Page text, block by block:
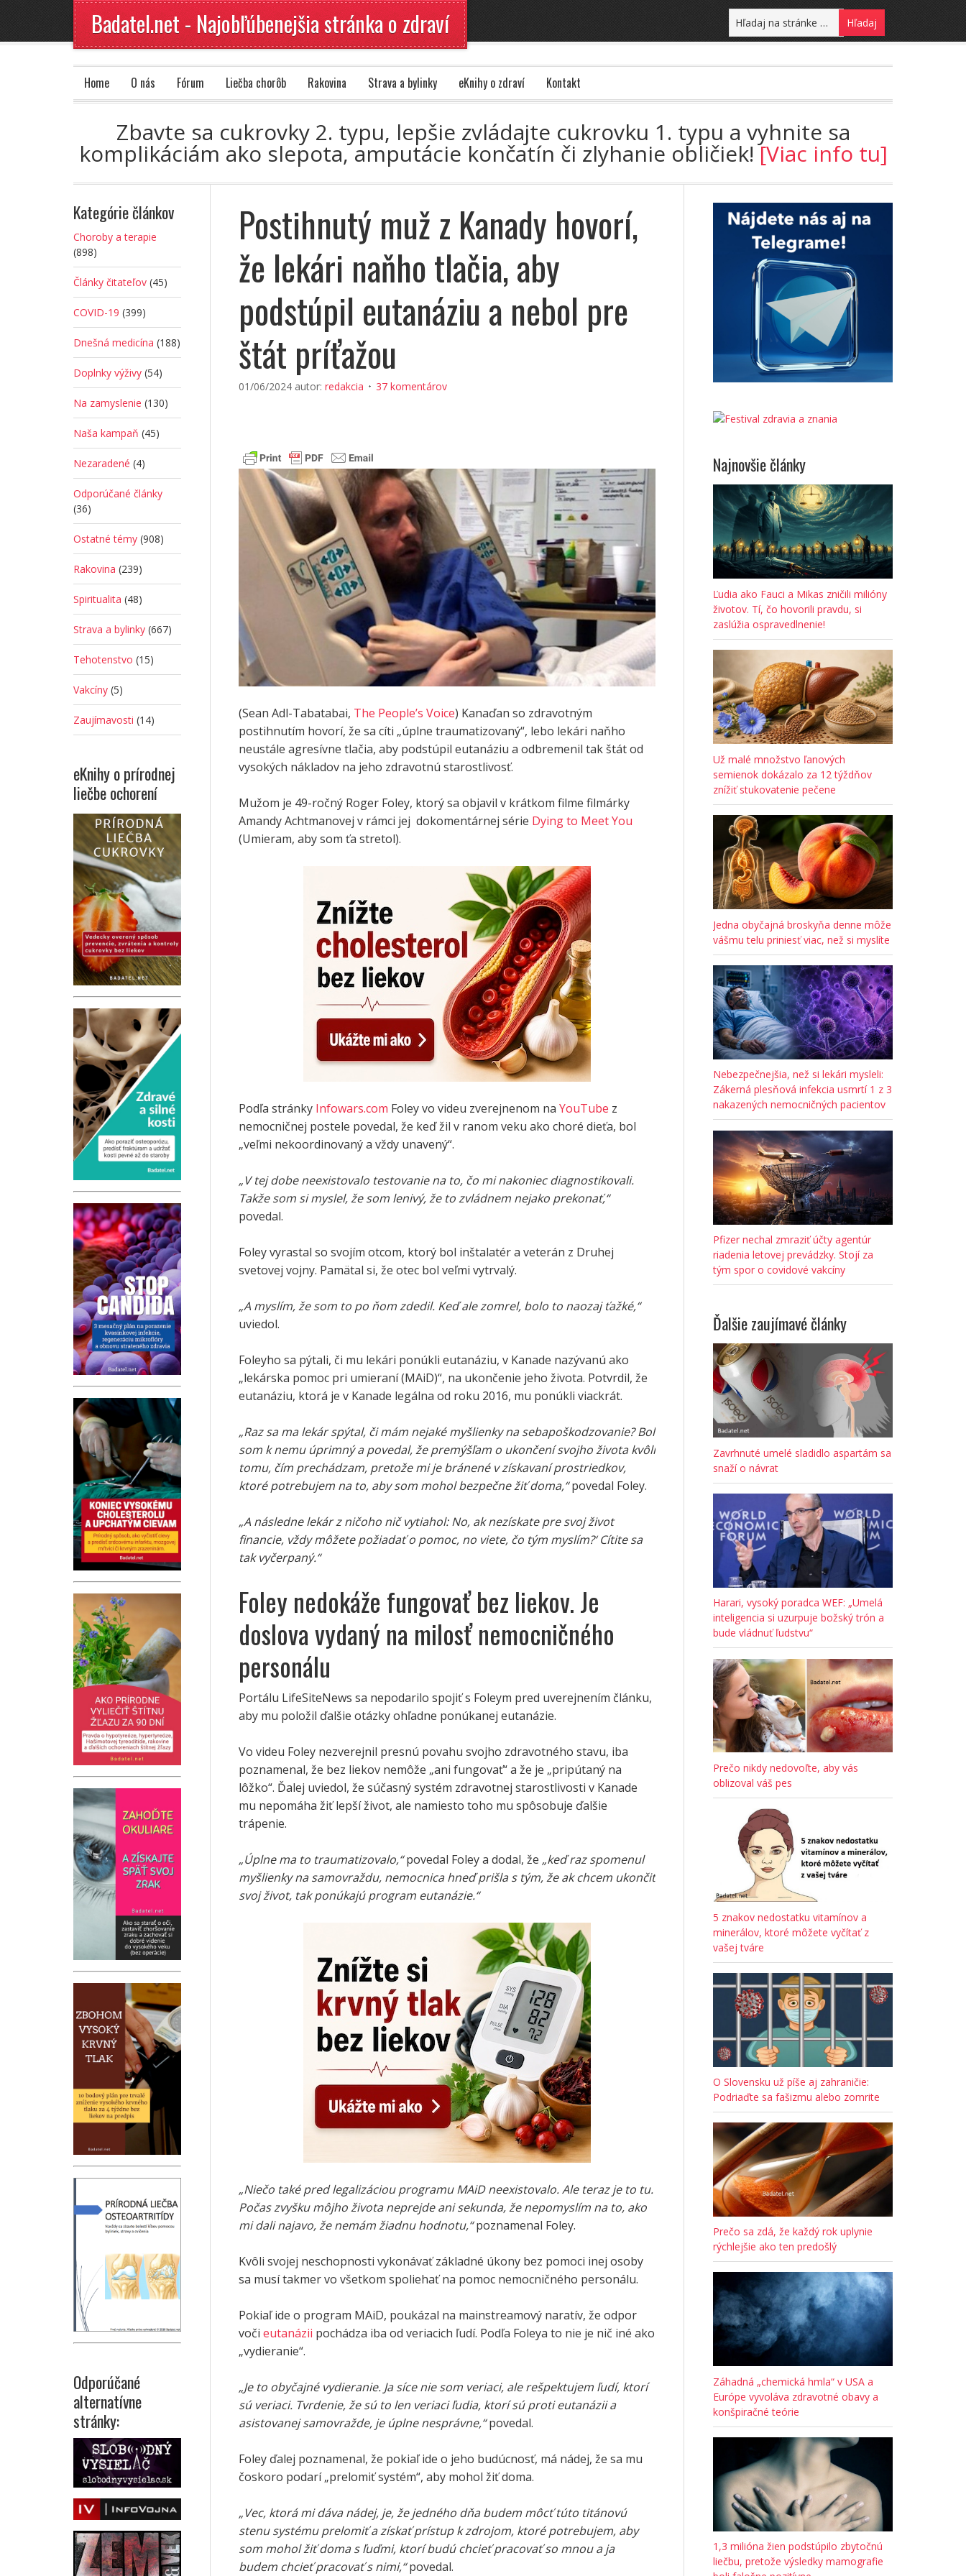
Badatel.net - Najobľúbenejšia stránka o zdraví
Home O nás Fórum Liečba chorôb Rakovina Strava a bylinky eKnihy o zdraví Kontakt
Zbavte sa cukrovky 2. typu, lepšie zvládajte cukrovku 1. typu a vyhnite sa
komplikáciám ako slepota, amputácie končatín či zlyhanie obličiek![Viac info tu]
Postihnutý muž z Kanady hovorí,
že lekári naňho tlačia, aby
podstúpil eutanáziu a nebol pre
štát príťažou
01/06/2024 autor: redakcia 37 komentárov
(Sean Adl-Tabatabai, The People’s Voice) Kanaďan so zdravotným
postihnutím hovorí, že sa cíti „úplne traumatizovaný“, lebo lekári naňho
neustále agresívne tlačia, aby podstúpil eutanáziu a odbremenil tak štát od
vysokých nákladov na jeho zdravotnú starostlivosť.
Mužom je 49-ročný Roger Foley, ktorý sa objavil v krátkom filme filmárky
Amandy Achtmanovej v rámci jej dokomentárnej série Dying to Meet You
(Umieram, aby som ťa stretol).
Podľa stránky Infowars.com Foley vo videu zverejnenom na YouTube z
nemocničnej postele povedal, že keď žil v ranom veku ako choré dieťa, bol
„veľmi nekoordinovaný a vždy unavený“.
„V tej dobe neexistovalo testovanie na to, čo mi nakoniec diagnostikovali.
Takže som si myslel, že som lenivý, že to zvládnem nejako prekonať,“
povedal.
Foley vyrastal so svojím otcom, ktorý bol inštalatér a veterán z Druhej
svetovej vojny. Pamätal si, že otec bol veľmi vytrvalý.
„A myslím, že som to po ňom zdedil. Keď ale zomrel, bolo to naozaj ťažké,“
uviedol.
Foleyho sa pýtali, či mu lekári ponúkli eutanáziu, v Kanade nazývanú ako
„lekárska pomoc pri umieraní (MAiD)“, na ukončenie jeho života. Potvrdil, že
eutanáziu, ktorá je v Kanade legálna od roku 2016, mu ponúkli viackrát.
„Raz sa ma lekár spýtal, či mám nejaké myšlienky na sebapoškodzovanie? Bol
som k nemu úprimný a povedal, že premýšľam o ukončení svojho života kvôli
tomu, čím prechádzam, pretože mi je bránené v získavaní prostriedkov,
ktoré potrebujem na to, aby som mohol bezpečne žiť doma,“povedal Foley.
„A následne lekár z ničoho nič vytiahol: No, ak nezískate pre svoj život
financie, vždy môžete požiadať o pomoc, no viete, čo tým myslím?‘ Cítite sa
tak vyčerpaný.“
Foley nedokáže fungovať bez liekov. Je
doslova vydaný na milosť nemocničného
personálu
Portálu LifeSiteNews sa nepodarilo spojiť s Foleym pred uverejnením článku,
aby mu položil ďalšie otázky ohľadne ponúkanej eutanázie.
Vo videu Foley nezverejnil presnú povahu svojho zdravotného stavu, iba
poznamenal, že bez liekov nemôže „ani fungovať“ a že je „pripútaný na
lôžko“. Ďalej uviedol, že súčasný systém zdravotnej starostlivosti v Kanade
mu nepomáha žiť lepší život, ale namiesto toho mu spôsobuje ďalšie
trápenie.
„Úplne ma to traumatizovalo,“povedal Foley a dodal, že „keď raz spomenul
myšlienky na samovraždu, nemocnica hneď prišla s tým, že ak chcem ukončiť
svoj život, tak ponúkajú program eutanázie.“
„Niečo také pred legalizáciou programu MAiD neexistovalo. Ale teraz je to tu.
Počas zvyšku môjho života neprejde ani sekunda, že nepomyslím na to, ako
mi dali najavo, že nemám žiadnu hodnotu,“poznamenal Foley.
Kvôli svojej neschopnosti vykonávať základné úkony bez pomoci inej osoby
sa musí takmer vo všetkom spoliehať na pomoc nemocničného personálu.
Pokiaľ ide o program MAiD, poukázal na mainstreamový naratív, že odpor
voči eutanázii pochádza iba od veriacich ľudí. Podľa Foleya to nie je nič iné ako
„vydieranie“.
„Je to obyčajné vydieranie. Ja síce nie som veriaci, ale rešpektujem ľudí, ktorí
sú veriaci. Tvrdenie, že sú to len veriaci ľudia, ktorí sú proti eutanázii a
asistovanej samovražde, je úplne nesprávne,“povedal.
Foley ďalej poznamenal, že pokiaľ ide o jeho budúcnosť, má nádej, že sa mu
čoskoro podarí „prelomiť systém“, aby mohol žiť doma.
„Vec, ktorá mi dáva nádej, je, že jedného dňa budem môcť túto titánovú
stenu systému prelomiť a získať prístup k zdrojom, ktoré potrebujem, aby
som mohol žiť doma s ľuďmi, ktorí budú chcieť pracovať so mnou a ja
budem chcieť pracovať s nimi,“povedal.
Najnovšie články
Ľudia ako Fauci a Mikas zničili milióny
životov. Tí, čo hovorili pravdu, si
zaslúžia ospravedlnenie!
Už malé množstvo ľanových
semienok dokázalo za 12 týždňov
znížiť stukovatenie pečene
Jedna obyčajná broskyňa denne môže
vášmu telu priniesť viac, než si myslíte
Nebezpečnejšia, než si lekári mysleli:
Zákerná plesňová infekcia usmrtí 1 z 3
nakazených nemocničných pacientov
Pfizer nechal zmraziť účty agentúr
riadenia letovej prevádzky. Stojí za
tým spor o covidové vakcíny
Ďalšie zaujímavé články
Zavrhnuté umelé sladidlo aspartám sa
snaží o návrat
Harari, vysoký poradca WEF: „Umelá
inteligencia si uzurpuje božský trón a
bude vládnuť ľudstvu“
Prečo nikdy nedovoľte, aby vás
oblizoval váš pes
5 znakov nedostatku vitamínov a
minerálov, ktoré môžete vyčítať z
vašej tváre
O Slovensku už píše aj zahraničie:
Podriaďte sa fašizmu alebo zomrite
Prečo sa zdá, že každý rok uplynie
rýchlejšie ako ten predošlý
Záhadná „chemická hmla“ v USA a
Európe vyvoláva zdravotné obavy a
konšpiračné teórie
1,3 milióna žien podstúpilo zbytočnú
liečbu, pretože výsledky mamografie
Kategórie článkov
Choroby a terapie
(898)
Články čitateľov (45)
COVID-19 (399)
Dnešná medicína (188)
Doplnky výživy (54)
Na zamyslenie (130)
Naša kampaň (45)
Nezaradené (4)
Odporúčané články
(36)
Ostatné témy (908)
Rakovina (239)
Spiritualita (48)
Strava a bylinky (667)
Tehotenstvo (15)
Vakcíny (5)
Zaujímavosti (14)
eKnihy o prírodnej
liečbe ochorení
Odporúčané
alternatívne
stránky: